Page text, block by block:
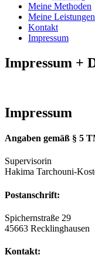
Meine Methoden
Meine Leistungen
Kontakt
Impressum
Impressum +
Impressum
Angaben gemäß § 5
Supervisorin
Hakima Tarchouni-
Postanschrift:
Spichernstraße 29
45663 Recklinghausen
Kontakt: